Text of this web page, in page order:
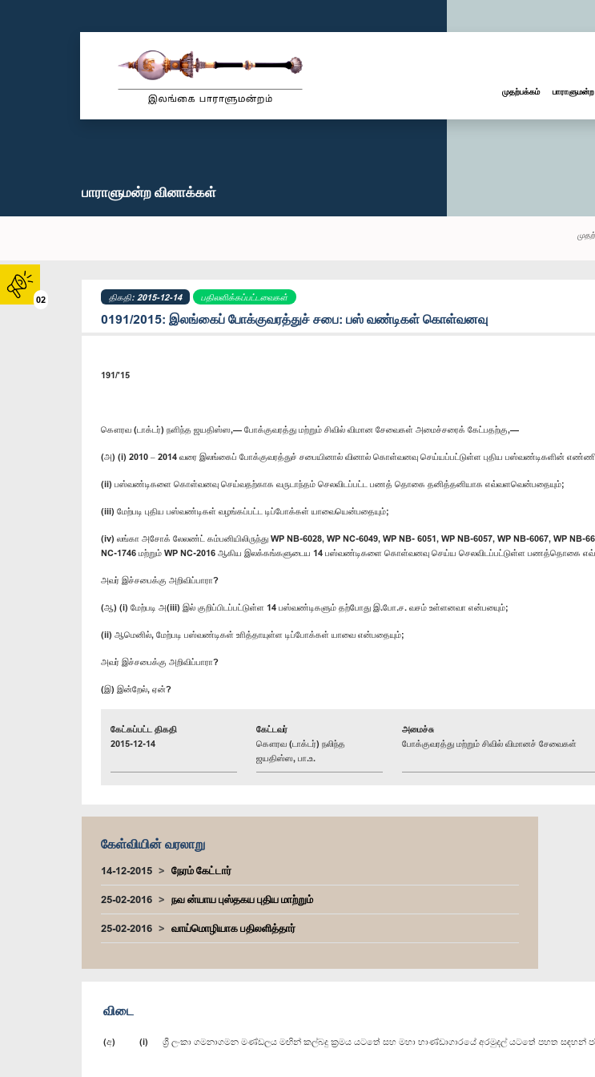
02
முதற்பக்கம்
பாராளுமன்ற வினாக்கள்
திகதி: 2015-12-14 பதிலளிக்கப்பட்டவைகள்
0191/2015: இலங்கைப் போக்குவரத்துச் சபை: பஸ் வண்டிகள் கொள்வனவு
191/'15
கௌரவ (டாக்டர்) நளிந்த ஜயதிஸ்ஸ,— போக்குவரத்து மற்றும் சிவில் விமான சேவைகள் அமைச்சரைக் கேட்பதற்கு,—
(அ) (i) 2010 – 2014 வரை இலங்கைப் போக்குவரத்துச் சபையினால் வினால் கொள்வனவு செய்யப்பட்டுள்ள புதிய பஸ்வண்டிகளின்
(ii) பஸ்வண்டிகளை கொள்வனவு செய்வதற்காக வருடாந்தம் செலவிடப்பட்ட பணத் தொகை தனித்தனியாக எவ்வளவென்பதையும்;
(iii) மேற்படி புதிய பஸ்வண்டிகள் வழங்கப்பட்ட டிப்போக்கள் யாவையென்பதையும்;
(​iv) லங்கா அசோக் லேலண்ட் கம்பனியிலிருந்து WP NB-6028, WP NC-6049, WP NB- 6051, WP NB-6057, WP NB-6067, WP NB-
NC-1746 மற்றும் WP NC-2016 ஆகிய இலக்கங்களுடைய 14 பஸ்வண்டிகளை கொள்வனவு செய்ய செலவிடப்பட்டுள்ள பணத்தொகை
அவர் இச்சபைக்கு அறிவிப்பாரா?
(ஆ) (i) மேற்படி அ(iii) இல் குறிப்பிடப்பட்டுள்ள 14 பஸ்வண்டிகளும் தற்போது இ.போ.ச. வசம் உள்ளனவா என்பயைும்;
(ii) ஆமெனில், மேற்படி பஸ்வண்டிகள் உாித்தாயுள்ள டிப்போக்கள் யாவை என்பதையும்;
அவர் இச்சபைக்கு அறிவிப்பாரா?
(இ) இன்றேல், ஏன்?
கேட்கப்பட்ட திகதி
2015-12-14
கேட்டவர்
கௌரவ (டாக்டர்) நலிந்த
ஜயதிஸ்ஸ, பா.உ.
அமைச்சு
போக்குவரத்து மற்றும் சிவில் விமானச் சேவைகள்
கேள்வியின் வரலாறு
14-12-2015
நேரம் கேட்டார்
25-02-2016
நவ ன்யாய புஸ்தகய புதிய மாற்றும்
25-02-2016
வாய்மொழியாக பதிலளித்தார்
விடை
(අ) (i) ශ්‍රී ලංකා ගමනාගමන මණ්ඩලය මඟින් කල්බදු ක්‍රමය යටතේ සහ මහා භාණ්ඩාගාරයේ අරමුදල් යටතේ පහත සඳහන්